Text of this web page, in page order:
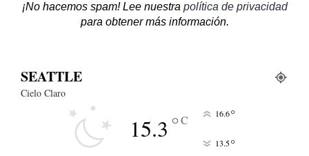
¡No hacemos spam! Lee nuestra política de privacidad
para obtener más información.
SEATTLE
Cielo Claro
15.3°C 16.6°
13.5°